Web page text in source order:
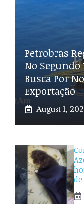
Petrobras
No
Busca Por
Exportação
August 1,